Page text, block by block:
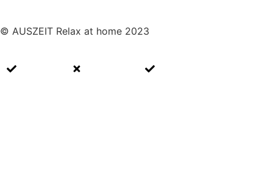
© AUSZEIT Relax at home 2023